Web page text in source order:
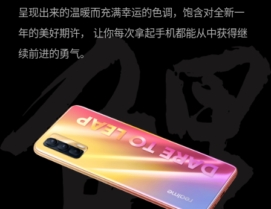
呈现出来的温暖而充满幸运的色调，饱含对全新一
年的美好期许， 让你每次拿起手机都能从中获得继
续前进的勇气。